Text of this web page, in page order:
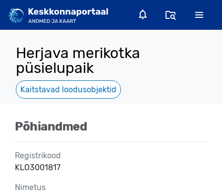
Herjava merikotka
püsielupaik
Kaitstavad loodusobjektid
Põhiandmed
Registrikood
KLO3001817
Nimetus